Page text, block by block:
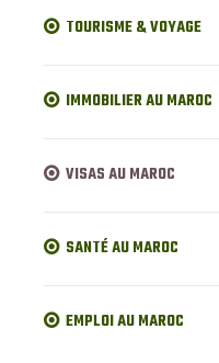
TOURISME & VOYAGE
IMMOBILIER AU MAROC
VISAS AU MAROC
SANTÉ AU MAROC
EMPLOI AU MAROC